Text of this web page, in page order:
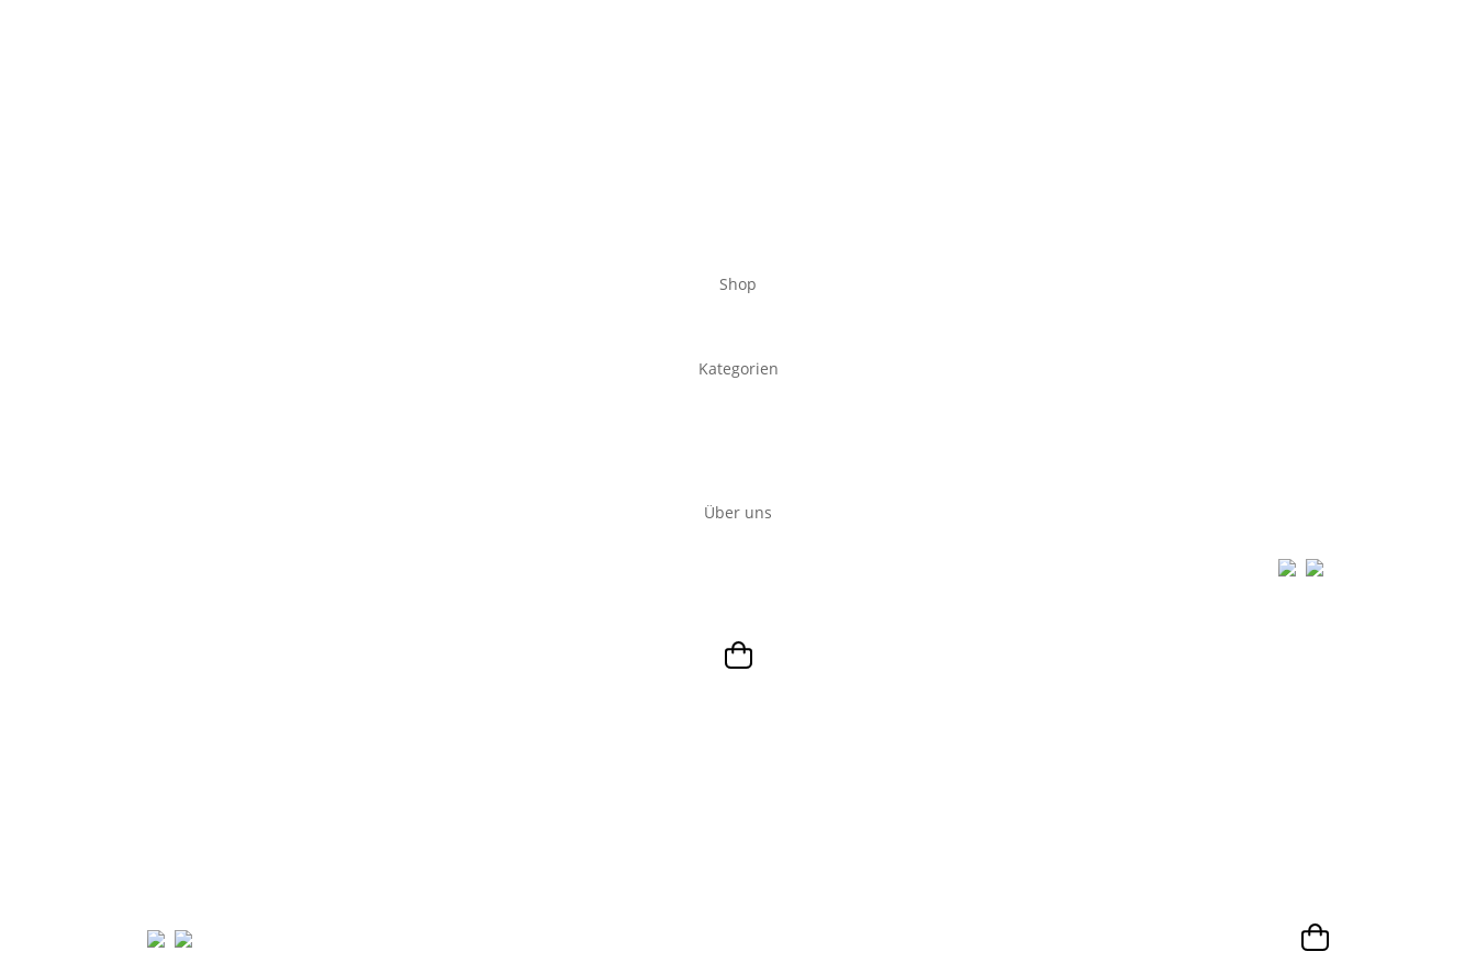
Shop
Kategorien
Über uns